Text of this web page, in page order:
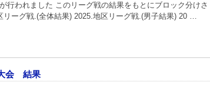
行われました このリーグ戦の結果をもとにブロック分けさ
ーグ戦.(全体結果) 2025.地区リーグ戦.(男子結果) 20 …
会 結果